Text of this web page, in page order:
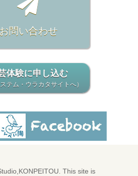
お問い合わせ
体験に申し込む
ステム・ウラカタサイトへ）
This site is